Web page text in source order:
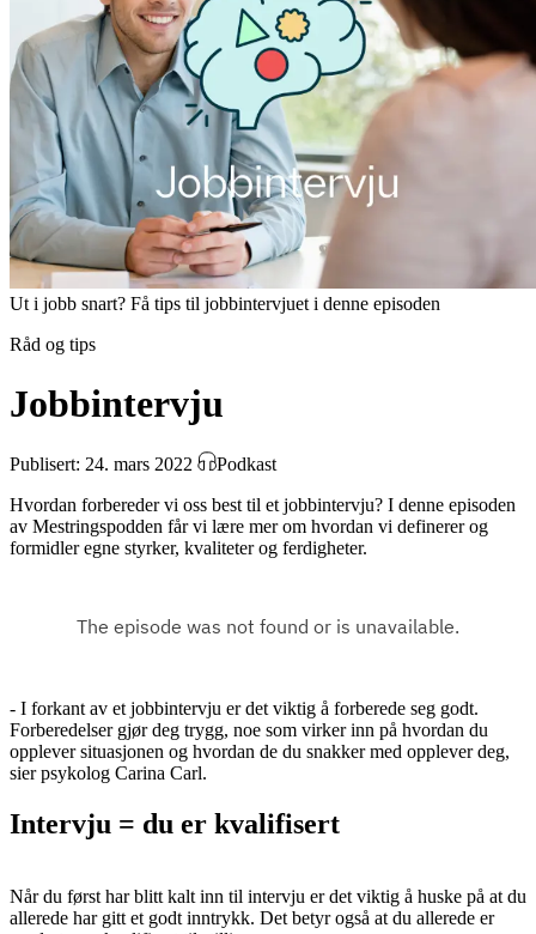
Ut i jobb snart? Få tips til jobbintervjuet i denne episoden
Råd og tips
Jobbintervju
Publisert: 24. mars 2022
Podkast
Hvordan forbereder vi oss best til et jobbintervju? I denne episoden
av Mestringspodden får vi lære mer om hvordan vi definerer og
formidler egne styrker, kvaliteter og ferdigheter.
- I forkant av et jobbintervju er det viktig å forberede seg godt.
Forberedelser gjør deg trygg, noe som virker inn på hvordan du
opplever situasjonen og hvordan de du snakker med opplever deg,
sier psykolog Carina Carl.
Intervju = du er kvalifisert
Når du først har blitt kalt inn til intervju er det viktig å huske på at du
allerede har gitt et godt inntrykk. Det betyr også at du allerede er